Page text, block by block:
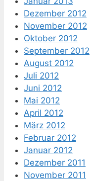
Dezember 2012
November 2012
Oktober 2012
September 2012
August 2012
Juli 2012
Juni 2012
Mai 2012
April 2012
März 2012
Februar 2012
Januar 2012
Dezember 2011
November 2011